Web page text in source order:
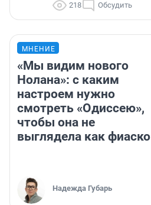
218 Обсудить
МНЕНИЕ
«Мы видим нового
Нолана»: с каким
настроем нужно
смотреть «Одиссею»,
чтобы она не
выглядела как фиаско
Надежда Губарь